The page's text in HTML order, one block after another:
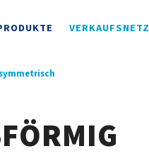
VERKAUFSNETZ